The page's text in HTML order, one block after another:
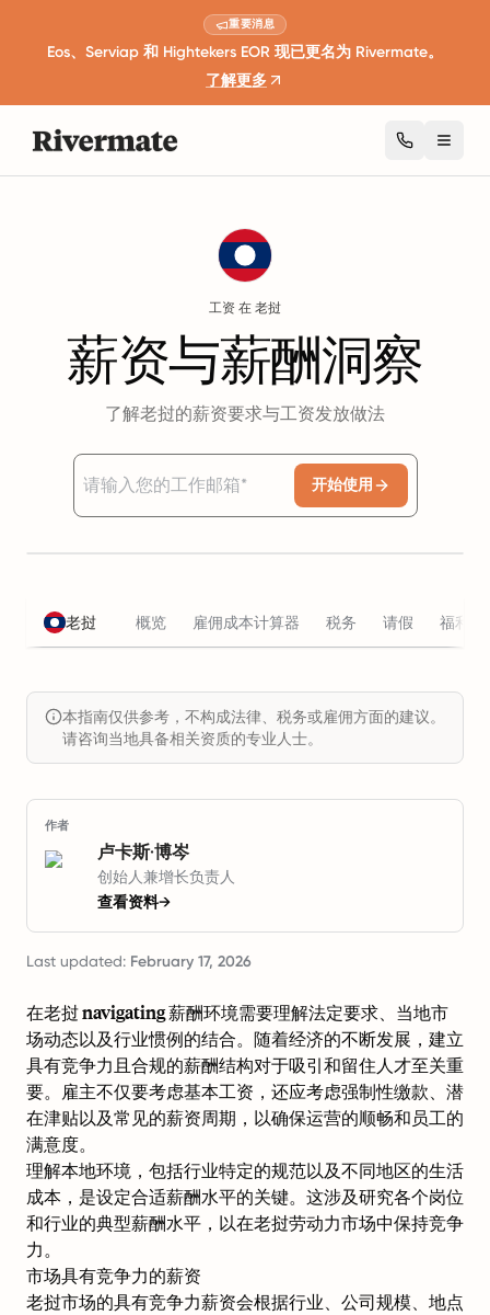
重要消息
Eos、Serviap 和 Hightekers EOR 现已更名为 Rivermate。
了解更多
工资 在 老挝
薪资与薪酬洞察
了解老挝的薪资要求与工资发放做法
开始使用
老挝 概览 雇佣成本计算器 税务 请假 福利
本指南仅供参考，不构成法律、税务或雇佣方面的建议。
请咨询当地具备相关资质的专业人士。
作者
卢卡斯·博岑
创始人兼增长负责人
查看资料→
Last updated: February 17, 2026
在老挝 navigating 薪酬环境需要理解法定要求、当地市
场动态以及行业惯例的结合。随着经济的不断发展，建立
具有竞争力且合规的薪酬结构对于吸引和留住人才至关重
要。雇主不仅要考虑基本工资，还应考虑强制性缴款、潜
在津贴以及常见的薪资周期，以确保运营的顺畅和员工的
满意度。
理解本地环境，包括行业特定的规范以及不同地区的生活
成本，是设定合适薪酬水平的关键。这涉及研究各个岗位
和行业的典型薪酬水平，以在老挝劳动力市场中保持竞争
力。
市场具有竞争力的薪资
老挝市场的具有竞争力薪资会根据行业、公司规模、地点